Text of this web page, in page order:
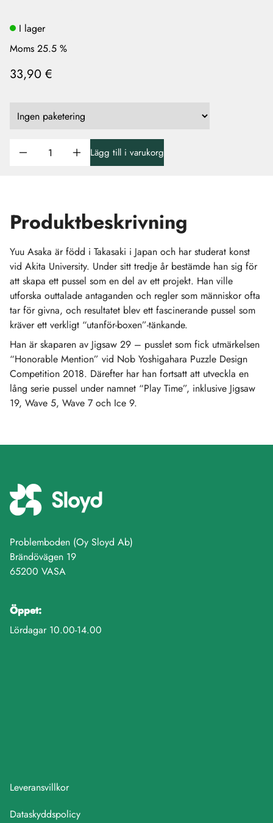
I lager
Moms 25.5 %
33,90 €
Lägg till i varukorg
Produktbeskrivning
Yuu Asaka är född i Takasaki i Japan och har studerat konst
vid Akita University. Under sitt tredje år bestämde han sig för
att skapa ett pussel som en del av ett projekt. Han ville
utforska outtalade antaganden och regler som människor ofta
tar för givna, och resultatet blev ett fascinerande pussel som
kräver ett verkligt “utanför-boxen”-tänkande.
Han är skaparen av Jigsaw 29 – pusslet som fick utmärkelsen
“Honorable Mention” vid Nob Yoshigahara Puzzle Design
Competition 2018. Därefter har han fortsatt att utveckla en
lång serie pussel under namnet “Play Time”, inklusive Jigsaw
19, Wave 5, Wave 7 och Ice 9.
Problemboden (Oy Sloyd Ab)
Brändövägen 19
65200 VASA
Öppet:
Lördagar 10.00-14.00
Leveransvillkor
Dataskyddspolicy